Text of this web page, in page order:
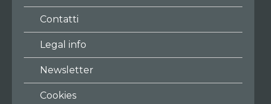
Contatti
Legal info
Newsletter
Cookies